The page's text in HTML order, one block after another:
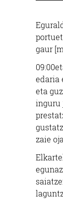
gaur
edaria
eta
inguru
zaie